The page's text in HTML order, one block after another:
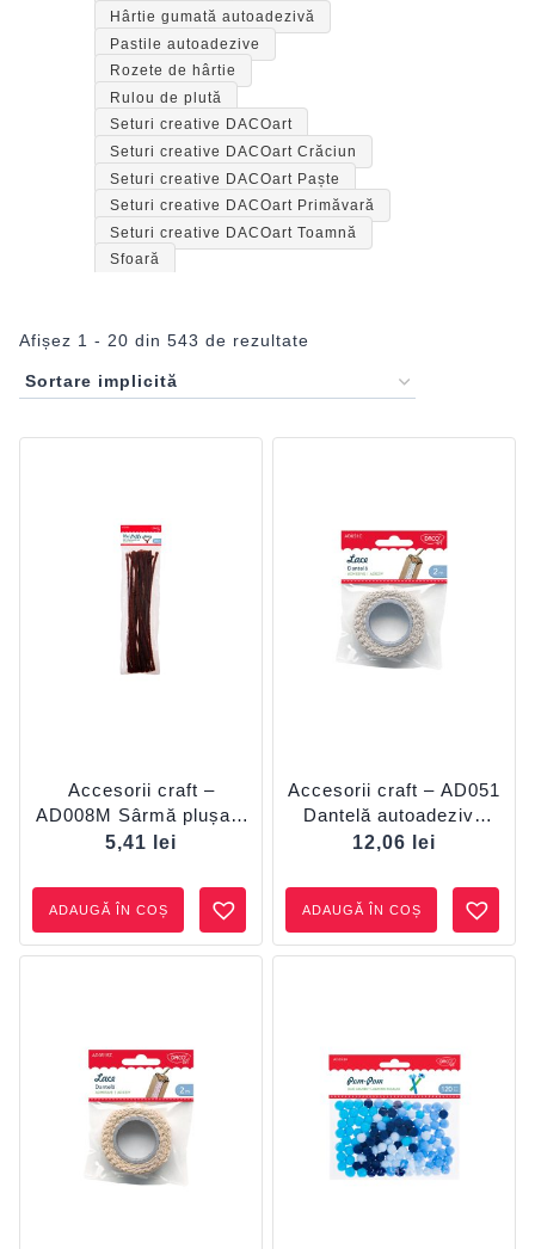
Afișez 1 - 20 din 543 de rezultate
Accesorii craft –
AD008M Sârmă plușată
maro
5,41 lei
ADAUGĂ ÎN COȘ
Accesorii craft – AD051
Dantelă autoadezivă
crem
12,06 lei
ADAUGĂ ÎN COȘ
Hârtie gumată autoadezivă
Pastile autoadezive
Rozete de hârtie
Rulou de plută
Seturi creative DACOart
Seturi creative DACOart Crăciun
Seturi creative DACOart Paște
Seturi creative DACOart Primăvară
Seturi creative DACOart Toamnă
Sfoară